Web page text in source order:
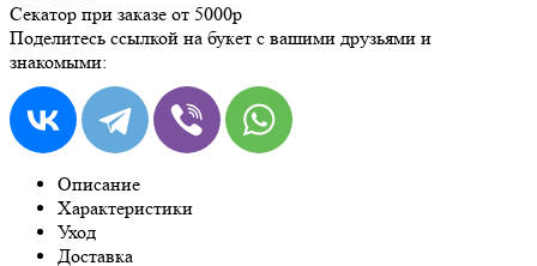
Секатор при заказе от 5000р
Поделитесь ссылкой на букет с вашими друзьями и
знакомыми:
Описание
Характеристики
Уход
Доставка